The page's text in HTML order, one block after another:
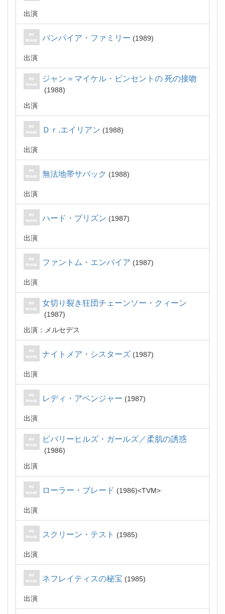
出演
バンパイア・ファミリー 1989
出演
ジャン＝マイケル・ビンセントの 死の接吻
1988
出演
Ｄｒ.エイリアン 1988
出演
無法地帯サバック 1988
出演
ハード・プリズン 1987
出演
ファントム・エンパイア 1987
出演
女切り裂き狂団チェーンソー・クィーン
1987
出演：メルセデス
ナイトメア・シスターズ 1987
出演
レディ・アベンジャー 1987
出演
ビバリーヒルズ・ガールズ／柔肌の誘惑
1986
出演
ローラー・ブレード 1986 TVM
出演
スクリーン・テスト 1985
出演
ネフレイティスの秘宝 1985
出演